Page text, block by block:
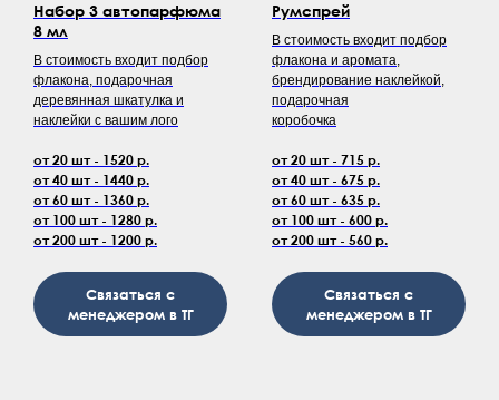
Набор 3 автопарфюма
8 мл
В стоимость входит подбор
флакона, подарочная
деревянная шкатулка и
наклейки с вашим лого
от 20 шт - 1520 р.
от 40 шт - 1440 р.
от 60 шт - 1360 р.
от 100 шт - 1280 р.
от 200 шт - 1200 р.
Связаться с
менеджером в ТГ
Румспрей
В стоимость входит подбор
флакона и аромата,
брендирование наклейкой,
подарочная
коробочка
от 20 шт - 715 р.
от 40 шт - 675 р.
от 60 шт - 635 р.
от 100 шт - 600 р.
от 200 шт - 560 р.
Связаться с
менеджером в ТГ